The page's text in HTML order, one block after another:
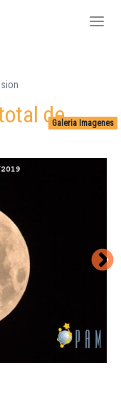
Galeria Imagenes
de